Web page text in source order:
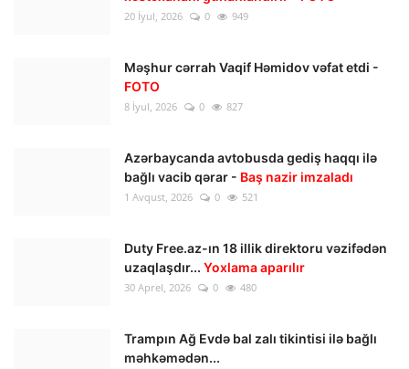
20 İyul, 2026 0 949
Məşhur cərrah Vaqif Həmidov vəfat etdi -
FOTO
8 İyul, 2026 0 827
Azərbaycanda avtobusda gediş haqqı ilə
bağlı vacib qərar - Baş nazir imzaladı
1 Avqust, 2026 0 521
Duty Free.az-ın 18 illik direktoru vəzifədən
uzaqlaşdır... Yoxlama aparılır
30 Aprel, 2026 0 480
Trampın Ağ Evdə bal zalı tikintisi ilə bağlı
məhkəmədən...